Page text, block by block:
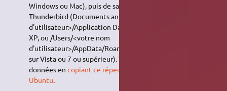
Windows ou Mac), puis de sauvegarder le dossier
Thunderbird (Documents and Settings/<votre nom
d'utilisateur>/Application Data/Thunderbird/Profiles/ sur
XP, ou /Users/<votre nom
d'utilisateur>/AppData/Roaming/Thunderbird/Profiles/
sur Vista ou 7 ou supérieur). Vous pourrez récupérer vos
données encopiant ce répertoire simplement dans
Ubuntu